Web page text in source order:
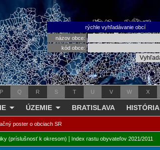
rýchle vyhľadávanie obcí
názov obce:
kód obce:
P Q R S T U V W X
ÚZEMIE BRATISLAVA HISTÓRIA
poster o obciach SR
(príslušnosť k okresom) Index rastu obyvateľov 2021/2011